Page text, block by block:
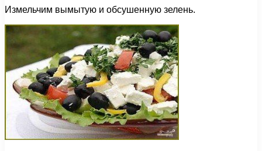
Измельчим вымытую и обсушенную зелень.